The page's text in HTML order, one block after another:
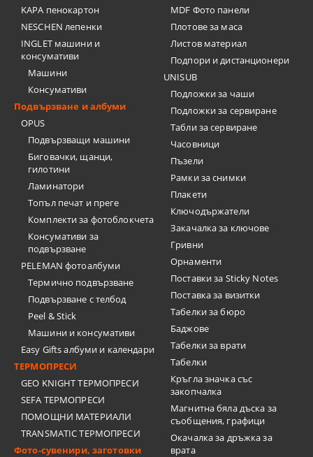
KAPA пенокартон
NESCHEN лепенки
INGLET машини и
консумативи
Машини
Консумативи
Подвързване и албуми
OPUS
Подвързващи машини
Биговачки, щанци,
гилотини
Ламинатори
Топъл печат и преге
Комплекти за фотоблокчета
Консумативи за
подвързване
PELEMAN фотоалбуми
Термично подвързване
Подвързване с телбод
Peel & Stick
Машини и консумативи
Easy Gifts албуми и календари
ТЕРМОПРЕСИ
GEO KNIGHT ТЕРМОПРЕСИ
SEFA ТЕРМОПРЕСИ
ПОМОЩНИ МАТЕРИАЛИ
TRANSMATIC ТЕРМОПРЕСИ
Фото-сувенири, заготовки
MDF Фото панели
Плотове за маса
Листов материал
Подпори и дистанционери
UNISUB
Подложки за чаши
Подложки за сервиране
Табли за сервиране
Часовници
Пъзели
Рамки за снимки
Плакети
Ключодържатели
Закачалка за ключове
Гривни
Орнаменти
Поставки за Sticky Notes
Поставка за визитки
Tабелки за бюро
Баджове
Табелки за врати
Табелки
Кръгла значка със
закопчалка
Магнитна бяла дъска за
съобщения, графици
Окачалка за дръжка за
врата